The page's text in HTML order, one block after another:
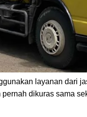
Senen,Jakarta
layanan dari
dikuras sama